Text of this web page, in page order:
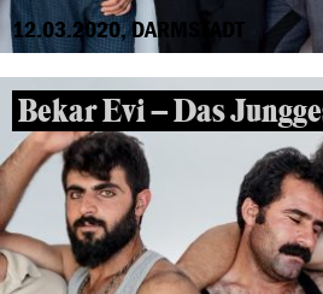
12.03.2020, DARMSTADT
Bekar Evi – Das